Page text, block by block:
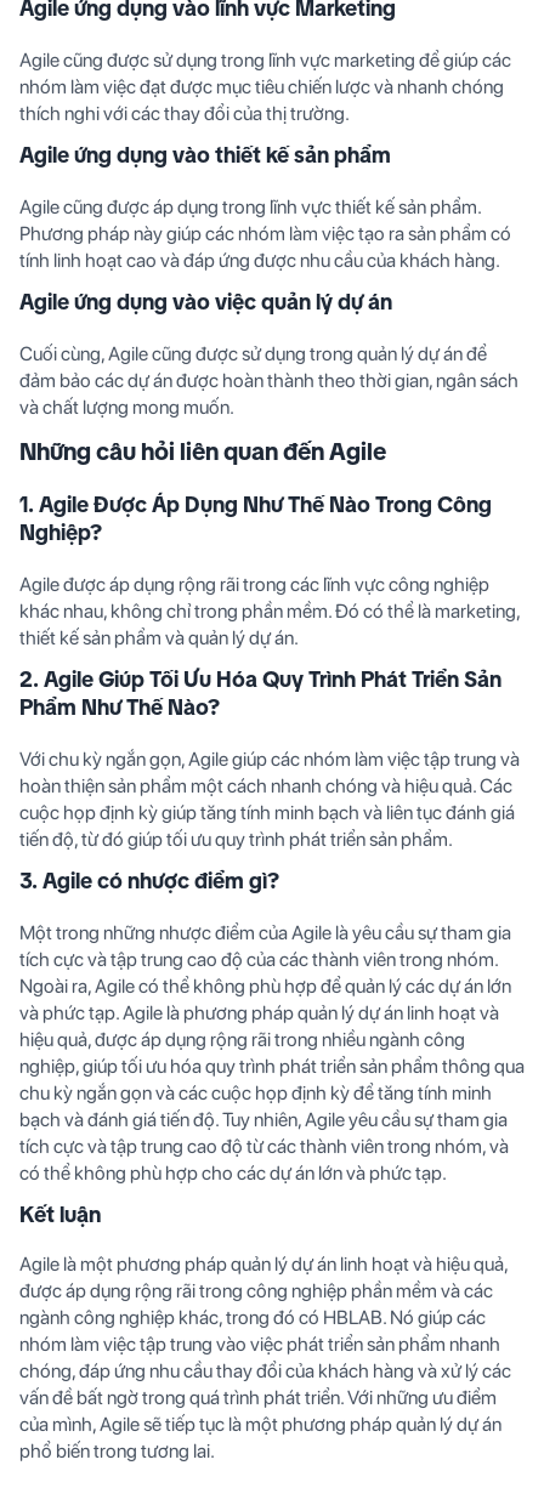
Agile ứng dụng vào lĩnh vực Marketing
Agile cũng được sử dụng trong lĩnh vực marketing để giúp các
nhóm làm việc đạt được mục tiêu chiến lược và nhanh chóng
thích nghi với các thay đổi của thị trường.
Agile ứng dụng vào thiết kế sản phẩm
Agile cũng được áp dụng trong lĩnh vực thiết kế sản phẩm.
Phương pháp này giúp các nhóm làm việc tạo ra sản phẩm có
tính linh hoạt cao và đáp ứng được nhu cầu của khách hàng.
Agile ứng dụng vào việc quản lý dự án
Cuối cùng, Agile cũng được sử dụng trong quản lý dự án để
đảm bảo các dự án được hoàn thành theo thời gian, ngân sách
và chất lượng mong muốn.
Những câu hỏi liên quan đến Agile
1. Agile Được Áp Dụng Như Thế Nào Trong Công
Nghiệp?
Agile được áp dụng rộng rãi trong các lĩnh vực công nghiệp
khác nhau, không chỉ trong phần mềm. Đó có thể là marketing,
thiết kế sản phẩm và quản lý dự án.
2. Agile Giúp Tối Ưu Hóa Quy Trình Phát Triển Sản
Phẩm Như Thế Nào?
Với chu kỳ ngắn gọn, Agile giúp các nhóm làm việc tập trung và
hoàn thiện sản phẩm một cách nhanh chóng và hiệu quả. Các
cuộc họp định kỳ giúp tăng tính minh bạch và liên tục đánh giá
tiến độ, từ đó giúp tối ưu quy trình phát triển sản phẩm.
3. Agile có nhược điểm gì?
Một trong những nhược điểm của Agile là yêu cầu sự tham gia
tích cực và tập trung cao độ của các thành viên trong nhóm.
Ngoài ra, Agile có thể không phù hợp để quản lý các dự án lớn
và phức tạp. Agile là phương pháp quản lý dự án linh hoạt và
hiệu quả, được áp dụng rộng rãi trong nhiều ngành công
nghiệp, giúp tối ưu hóa quy trình phát triển sản phẩm thông qua
chu kỳ ngắn gọn và các cuộc họp định kỳ để tăng tính minh
bạch và đánh giá tiến độ. Tuy nhiên, Agile yêu cầu sự tham gia
tích cực và tập trung cao độ từ các thành viên trong nhóm, và
có thể không phù hợp cho các dự án lớn và phức tạp.
Kết luận
Agile là một phương pháp quản lý dự án linh hoạt và hiệu quả,
được áp dụng rộng rãi trong công nghiệp phần mềm và các
ngành công nghiệp khác, trong đó có HBLAB. Nó giúp các
nhóm làm việc tập trung vào việc phát triển sản phẩm nhanh
chóng, đáp ứng nhu cầu thay đổi của khách hàng và xử lý các
vấn đề bất ngờ trong quá trình phát triển. Với những ưu điểm
của mình, Agile sẽ tiếp tục là một phương pháp quản lý dự án
phổ biến trong tương lai.